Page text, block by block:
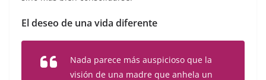
El deseo de una vida diferente
Nada parece más auspicioso que la
visión de una madre que anhela un